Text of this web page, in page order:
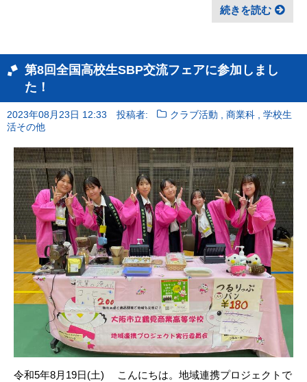
続きを読む
第8回全国高校生SBP交流フェアに参加しまし
た！
2023年08月23日 12:33 投稿者: クラブ活動 ,商業科 ,学校生
活その他
令和5年8月19日(土) こんにちは。地域連携プロジェクトで